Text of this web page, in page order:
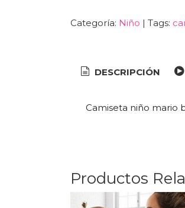
Categoría: Niño | Tags:
DESCRIPCIÓN
Camiseta niño mario
Productos